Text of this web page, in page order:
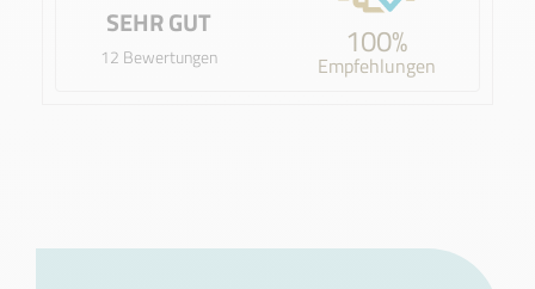
SEHR GUT
12 Bewertungen 100%
Empfehlungen